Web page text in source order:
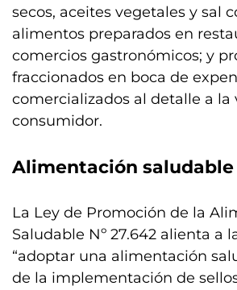
secos, aceites vegetales y sal
alimentos preparados en
comercios gastronómicos; y
fraccionados en boca de
comercializados al detalle a la
consumidor.
Alimentación saludable
La Ley de Promoción de la
Saludable Nº 27.642 alienta a
“adoptar una alimentación
de la implementación de